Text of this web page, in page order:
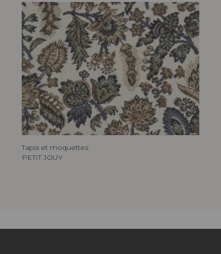
Tapis et moquettes
PETIT JOUY